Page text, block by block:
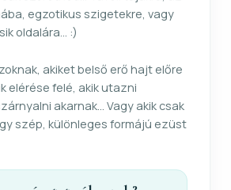
egzotikus szigetekre, vagy
oldalára... :)
akiket belső erő hajt előre
elérése felé, akik utazni
akarnak... Vagy akik csak
szép, különleges formájú ezüst